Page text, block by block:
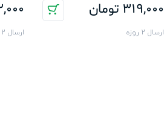
319,000 تومان
ارسال 2 روزه ارسال 2 روزه